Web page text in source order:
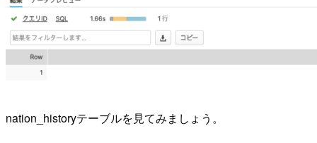
nation_historyテーブルを見てみましょう。